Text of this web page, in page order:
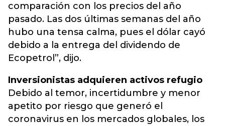
comparación con los precios del año
pasado. Las dos últimas semanas del año
hubo una tensa calma, pues el dólar cayó
debido a la entrega del dividendo de
Ecopetrol”, dijo.
Inversionistas adquieren activos refugio
Debido al temor, incertidumbre y menor
apetito por riesgo que generó el
coronavirus en los mercados globales, los